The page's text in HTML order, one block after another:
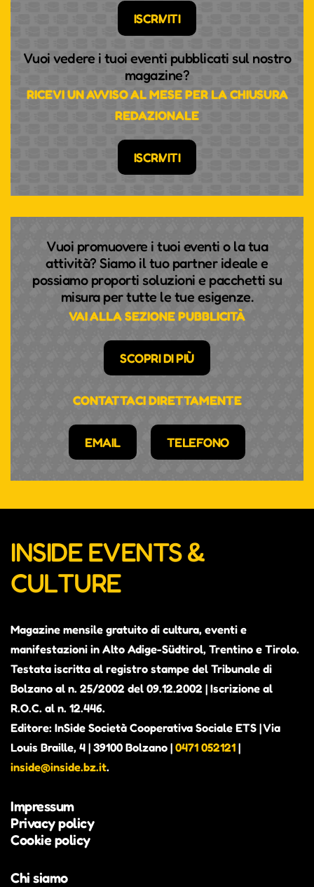
ISCRIVITI
Vuoi vedere i tuoi eventi pubblicati sul nostro
magazine?
RICEVI UN AVVISO AL MESE PER LA CHIUSURA
REDAZIONALE
ISCRIVITI
Vuoi promuovere i tuoi eventi o la tua
attività? Siamo il tuo partner ideale e
possiamo proporti soluzioni e pacchetti su
misura per tutte le tue esigenze.
VAI ALLA SEZIONE PUBBLICITÀ
SCOPRI DI PIÙ
CONTATTACI DIRETTAMENTE
EMAIL TELEFONO
INSIDE EVENTS &
CULTURE
Magazine mensile gratuito di cultura, eventi e
manifestazioni in Alto Adige-Südtirol, Trentino e Tirolo.
Testata iscritta al registro stampe del Tribunale di
Bolzano al n. 25/2002 del 09.12.2002 | Iscrizione al
R.O.C. al n. 12.446.
Editore: InSide Società Cooperativa Sociale ETS | Via
Louis Braille, 4 | 39100 Bolzano | 0471 052121 |
inside@inside.bz.it.
Impressum
Privacy policy
Cookie policy
Chi siamo